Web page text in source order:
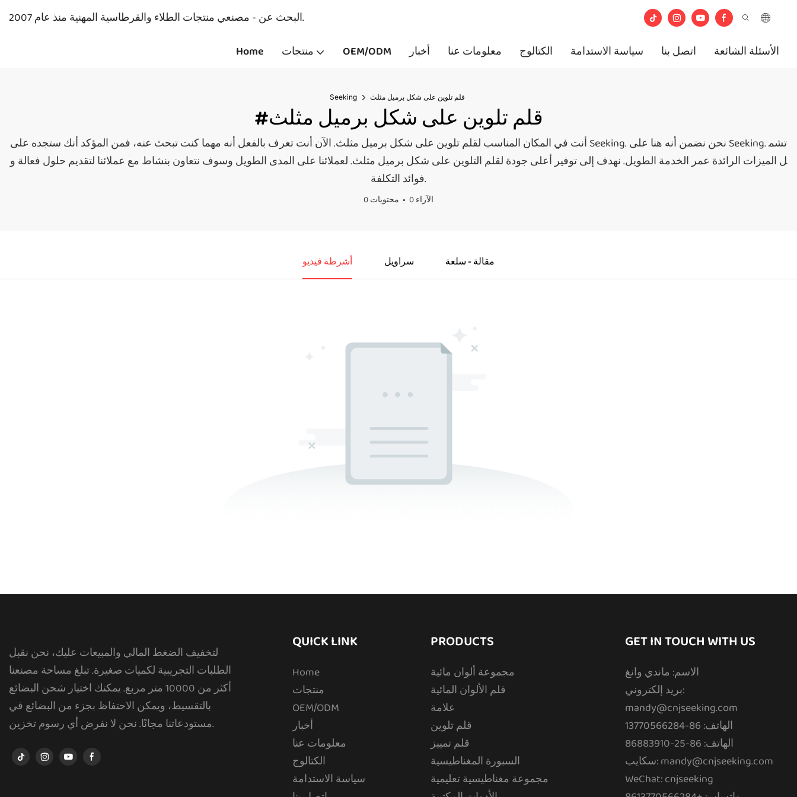
البحث عن - مصنعي منتجات الطلاء والقرطاسية المهنية منذ عام 2007.
Home منتجات OEM/ODM أخبار معلومات عنا الكتالوج سياسة الاستدامة اتصل بنا الأسئلة الشائعة
Seeking قلم تلوين على شكل برميل مثلث
#قلم تلوين على شكل برميل مثلث
أنت في المكان المناسب لقلم تلوين على شكل برميل مثلث. الآن أنت تعرف بالفعل أنه مهما كنت تبحث عنه، فمن المؤكد أنك ستجده على Seeking. نحن نضمن أنه هنا على Seeking. تشم
ل الميزات الرائدة عمر الخدمة الطويل. نهدف إلى توفير أعلى جودة لقلم التلوين على شكل برميل مثلث. لعملائنا على المدى الطويل وسوف نتعاون بنشاط مع عملائنا لتقديم حلول فعالة و
فوائد التكلفة.
0 محتويات 0 الآراء
أشرطة فيديو سراويل مقالة - سلعة
لتخفيف الضغط المالي والمبيعات عليك، نحن نقبل
الطلبات التجريبية لكميات صغيرة. تبلغ مساحة مصنعنا
أكثر من 10000 متر مربع. يمكنك اختيار شحن البضائع
بالتقسيط، ويمكن الاحتفاظ بجزء من البضائع في
مستودعاتنا مجانًا. نحن لا نفرض أي رسوم تخزين.
QUICK LINK
Home
منتجات
OEM/ODM
أخبار
معلومات عنا
الكتالوج
سياسة الاستدامة
PRODUCTS
مجموعة ألوان مائية
قلم الألوان المائية
علامة
قلم تلوين
قلم تمييز
السبورة المغناطيسية
مجموعة مغناطيسية تعليمية
GET IN TOUCH WITH US
الاسم: ماندي وانغ
بريد إلكتروني:
mandy@cnjseeking.com
الهاتف: 86-13770566284
الهاتف: 86-25-86883910
سكايب: mandy@cnjseeking.com
WeChat: cnjseeking